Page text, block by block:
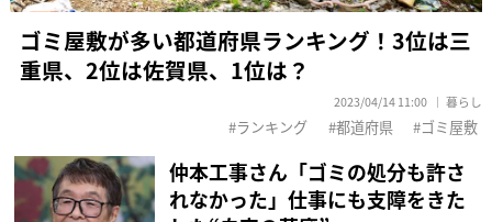
ゴミ屋敷が多い都道府県ランキング！3位は三
重県、2位は佐賀県、1位は？
2023/04/14 11:00 暮らし
ランキング 都道府県 ゴミ屋敷
仲本工事さん「ゴミの処分も許さ
れなかった」仕事にも支障をきた